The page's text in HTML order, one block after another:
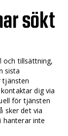
sökt
och tillsättning,
sista
tjänsten
dig via
för tjänsten
sker det via
hanterar inte